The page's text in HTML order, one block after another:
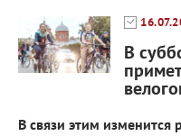
В
В связи этим изменится